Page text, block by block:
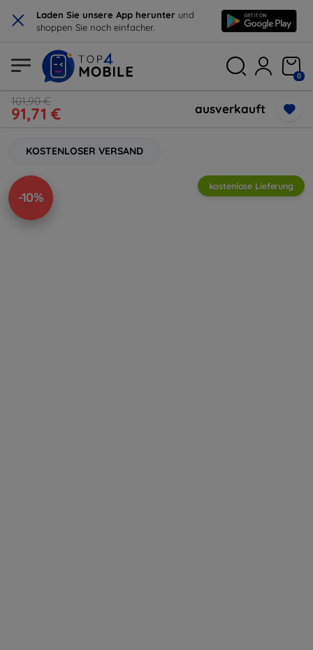
× Laden Sie unsere App herunter und
shoppen Sie noch einfacher.
0
101,90 €
91,71 € ausverkauft
KOSTENLOSER VERSAND
-10%
kostenlose Lieferung